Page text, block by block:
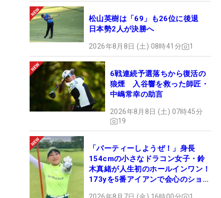
松山英樹は「69」も26位に後退
日本勢2人が決勝へ
2026年8月8日 (土) 08時41分 1
6戦連続予選落ちから復活の
狼煙 入谷響を救った師匠・
中嶋常幸の助言
2026年8月8日 (土) 07時45分
19
「パーティーしようぜ！」身長
154cmの小さなドラコン女子・鈴
木真緒が人生初のホールインワン！
173yを5番アイアンで会心のショッ